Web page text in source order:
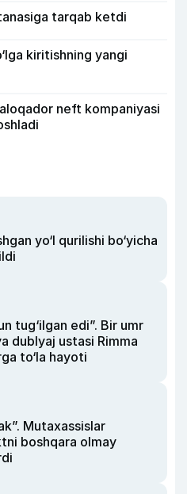
tarqab ketdi
kiritishning yangi
neft kompaniyasi
yo‘l qurilishi bo‘yicha
tug‘ilgan edi”. Bir umr
dublyaj ustasi Rimma
to‘la hayoti
Mutaxassislar
boshqara olmay